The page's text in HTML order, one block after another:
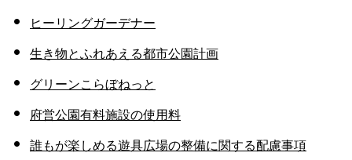
ヒーリングガーデナー
生き物とふれあえる都市公園計画
グリーンこらぼねっと
府営公園有料施設の使用料
誰もが楽しめる遊具広場の整備に関する配慮事項